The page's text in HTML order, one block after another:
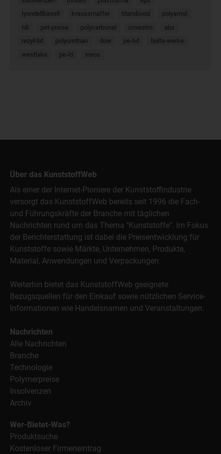
lyondellbasell
kraussmaffei titandioxid
polyamid
tdi
pet-preise polycarbonat covestro
abs
rezyklat
polyurethan dow pe-hd
bolta-werke
westlake
pe-ld ineos
Über das KunststoffWeb
Als einer der Internet-Pioniere der Kunststoffindustrie
versorgt das KunststoffWeb bereits seit 1996 die Fach-
und Führungskräfte der Branche mit täglichen
Nachrichten rund um das Thema "Kunststoffe". Im Fokus
der Berichterstattung ist dabei die Preisentwicklung für
Kunststoffe sowie Märkte, Unternehmen, Produkte,
Material, Anwendungen und Verpackungen.
Weiterhin bietet das KunststoffWeb geeignete
Bezugsquellen für den Einkauf sowie nützlichen Service-
Informationen wie Handelsnamen und Veranstaltungen.
Nachrichten
Alle Nachrichten
Branche
Technologie
Polymerpreise
Insolvenzen
Archiv
Wer-Bietet-Was?
Produktsuche
Kostenloser Firmeneintrag